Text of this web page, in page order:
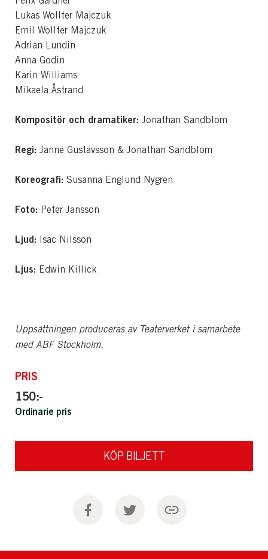
Lukas Wollter Majczuk
Emil Wollter Majczuk
Adrian Lundin
Anna Godin
Karin Williams
Mikaela Åstrand
Kompositör och dramatiker: Jonathan Sandblom
Regi: Janne Gustavsson & Jonathan Sandblom
Koreografi: Susanna Englund Nygren
Foto: Peter Jansson
Ljud: Isac Nilsson
Ljus: Edwin Killick
Uppsättningen produceras av Teaterverket i samarbete
med ABF Stockholm.
PRIS
150:-
Ordinarie pris
KÖP BILJETT